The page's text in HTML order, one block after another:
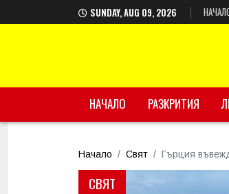
SUNDAY, AUG 09, 2026
НАЧАЛО РАЗКРИТИЯ
Начало Свят Гърция
СВЯТ